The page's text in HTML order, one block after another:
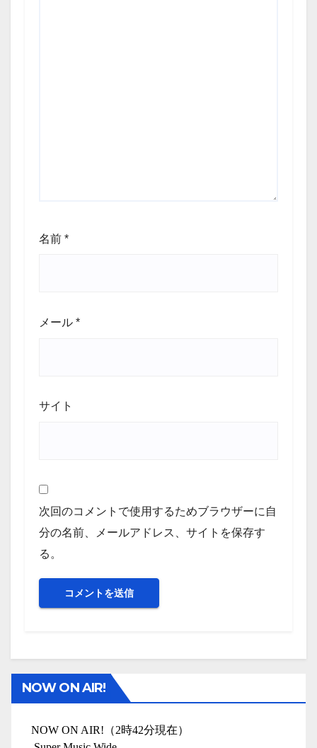
名前 *
メール *
サイト
次回のコメントで使用するためブラウザーに自
分の名前、メールアドレス、サイトを保存す
る。
NOW ON AIR!